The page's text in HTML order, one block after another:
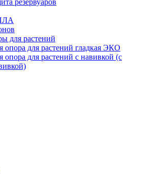
резервуаров
для растений
опора для растений гладкая ЭКО
опора для растений с навивкой (с